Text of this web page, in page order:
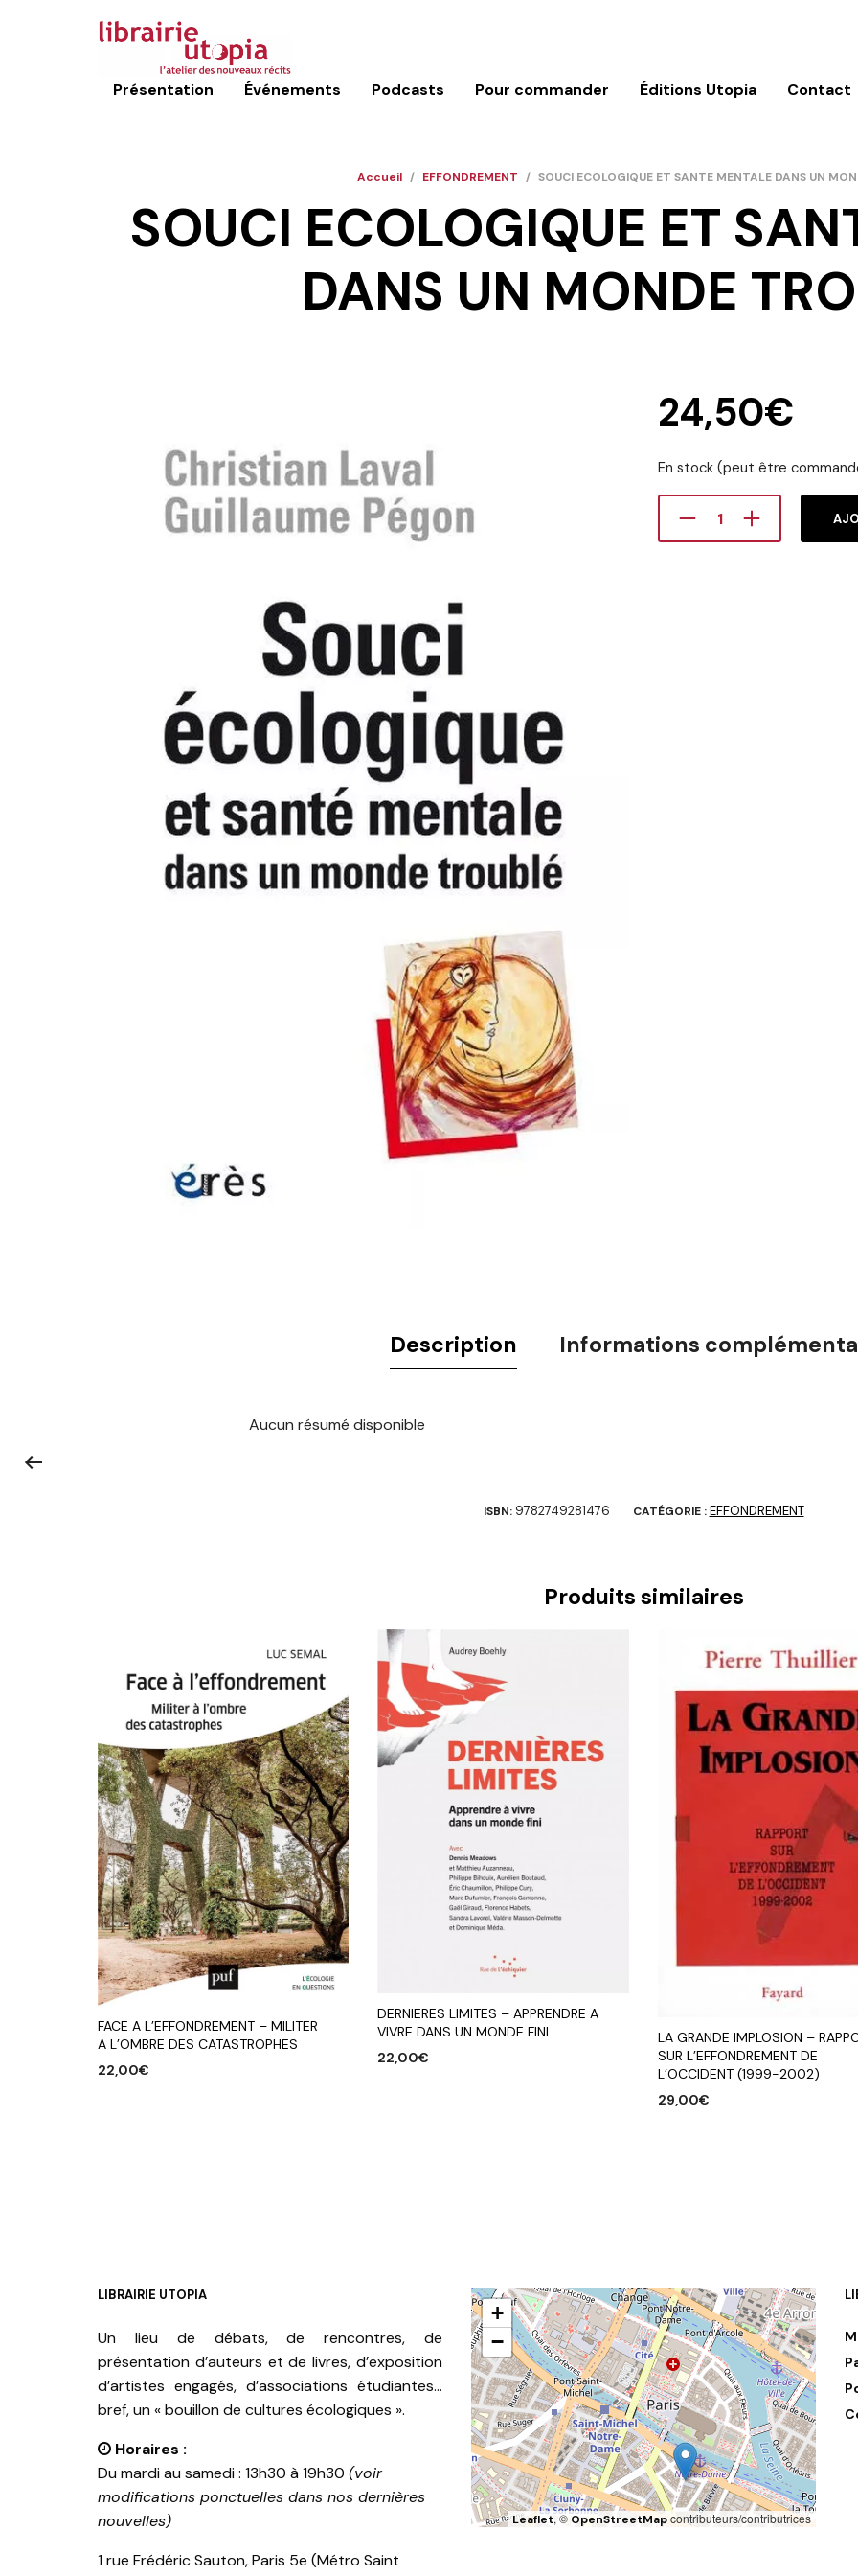
Présentation Événements Podcasts Pour commander Éditions Utopia Contact
Accueil / EFFONDREMENT / SOUCI ECOLOGIQUE ET SANTE MENTALE DANS UN
SOUCI ECOLOGIQUE ET
DANS UN MONDE
24,50€
En stock (peut être
Description Informations
Aucun résumé disponible
ISBN: 9782749281476 CATÉGORIE :EFFONDREMENT
Produits similaires
FACE A L’EFFONDREMENT – MILITER
A L’OMBRE DES CATASTROPHES
22,00€
DERNIERES LIMITES – APPRENDRE A
VIVRE DANS UN MONDE FINI
22,00€
LA GRANDE IMPLOSION –
SUR L’EFFONDREMENT DE
L’OCCIDENT (1999-2002)
29,00€
LIBRAIRIE UTOPIA
Un lieu de débats, de rencontres, de
présentation d’auteurs et de livres, d’exposition
d’artistes engagés, d’associations étudiantes…
bref, un « bouillon de cultures écologiques ».
Horaires :
Du mardi au samedi : 13h30 à 19h30 (voir
modifications ponctuelles dans nos dernières
nouvelles)
1 rue Frédéric Sauton, Paris 5e (Métro Saint
+
−
Leaflet, ©OpenStreetMapcontributeurs/contributrices